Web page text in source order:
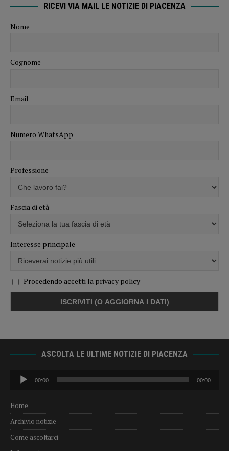
RICEVI VIA MAIL LE NOTIZIE DI PIACENZA
Nome
Cognome
Email
Numero WhatsApp
Professione
Fascia di età
Interesse principale
Procedendo accetti la privacy policy
ASCOLTA LE ULTIME NOTIZIE DI PIACENZA
Audio
Player
00:00 00:00
Home
Archivio notizie
Come ascoltarci